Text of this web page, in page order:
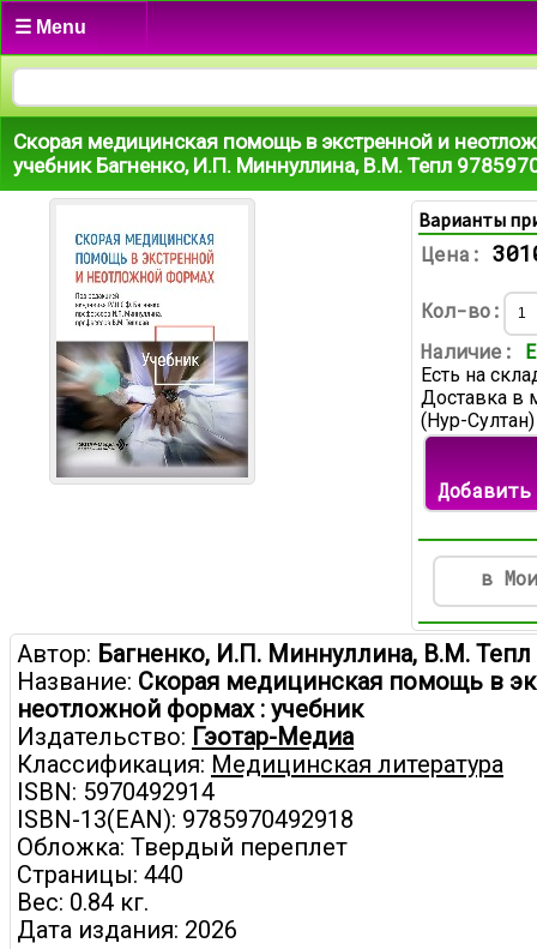
☰ Menu
Скорая медицинская помощь в экстренной и
учебник Багненко, И.П. Миннуллина, В.М. Тепл
Варианты
Цена:
Кол-во:
Наличие:
Есть на
Доставка в
(Нур-
в
Автор: Багненко, И.П. Миннуллина, В.М. Тепл
Название: Скорая медицинская помощь в
неотложной формах : учебник
Издательство: Гэотар-Медиа
Классификация: Медицинская литература
ISBN: 5970492914
ISBN-13(EAN): 9785970492918
Обложка: Твердый переплет
Страницы: 440
Вес: 0.84 кг.
Дата издания: 2026